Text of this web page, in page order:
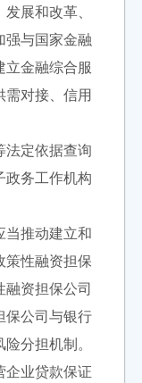
展和改革、
强与国家金融
立金融综合服
需对接、信用
定依据查询
政务工作机构
推动建立和
策性融资担保
资担保公司
保公司与银行
分担机制。
业贷款保证